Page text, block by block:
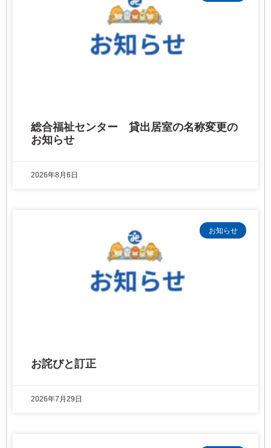
総合福祉センター 貸出居室の名称変更の
お知らせ
2026年8月6日
お知らせ
お詫びと訂正
2026年7月29日